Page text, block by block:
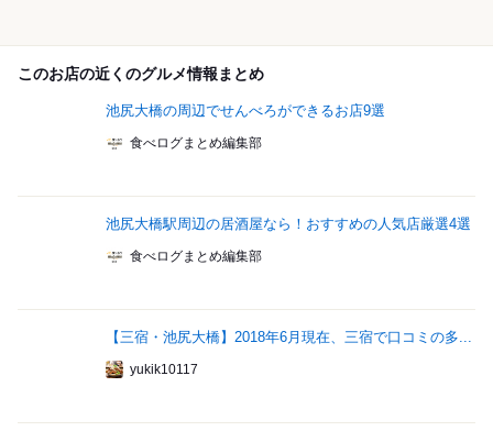
このお店の近くのグルメ情報まとめ
池尻大橋の周辺でせんべろができるお店9選
食べログまとめ編集部
池尻大橋駅周辺の居酒屋なら！おすすめの人気店厳選4選
食べログまとめ編集部
【三宿・池尻大橋】2018年6月現在、三宿で口コミの多...
yukik10117